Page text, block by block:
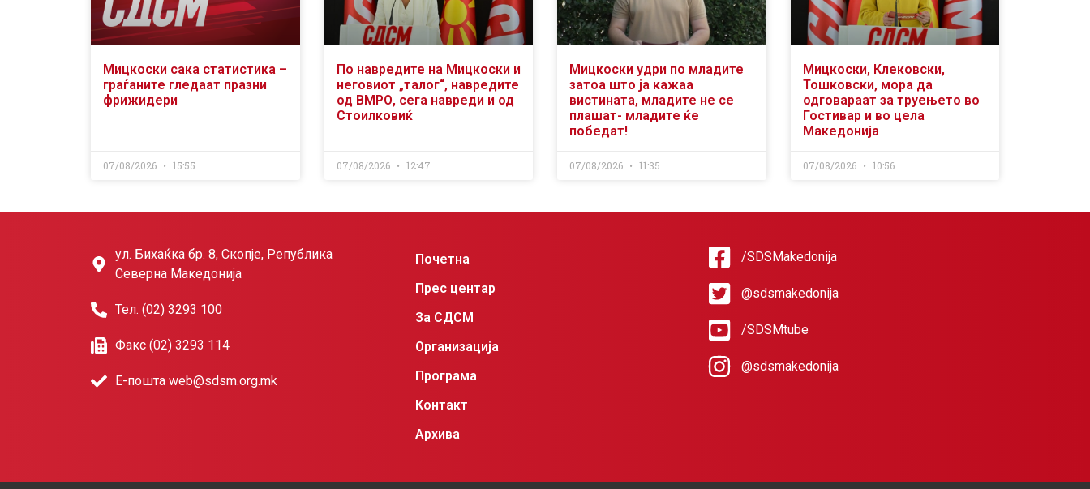
Мицкоски сака статистика –
граѓаните гледаат празни
фрижидери
07/08/2026 15:55
По навредите на Мицкоски и
неговиот „талог“, навредите
од ВМРО, сега навреди и од
Стоилковиќ
07/08/2026 12:47
Мицкоски удри по младите
затоа што ја кажаа
вистината, младите не се
плашат- младите ќе
победат!
07/08/2026 11:35
Мицкоски, Клековски,
Тошковски, мора да
одговараат за труењето во
Гостивар и во цела
Македонија
07/08/2026 10:56
ул. Бихаќка бр. 8, Скопје, Република
Северна Македонија
Тел. (02) 3293 100
Факс (02) 3293 114
Е-пошта web@sdsm.org.mk
Почетна
Прес центар
За СДСМ
Организација
Програма
Контакт
Архива
/SDSMakedonija
@sdsmakedonija
/SDSMtube
@sdsmakedonija